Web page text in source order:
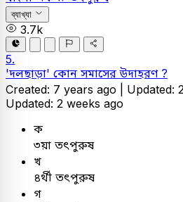
ব্যাখ্যা
3.7k
5.
'দলছাড়া' কোন সমাসের উদাহরণ ?
Created: 7 years ago | Updated:
Updated: 2 weeks ago
ক
৩য়া তৎপুরুষ
খ
৪র্থী তৎপুরুষ
গ